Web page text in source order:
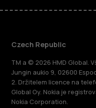
Czech Republic
TM a © 2026 HMD Global.
Jungin aukio 9, 02600
2. Držitelem licence na
Global Oy. Nokia je
Nokia Corporation.